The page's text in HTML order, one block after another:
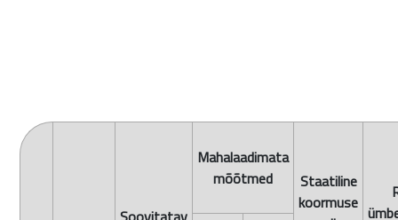
Mahalaadimata
mõõtmed
Staatiline
koormuse